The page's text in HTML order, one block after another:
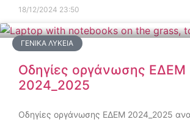
18/12/2024 23:50
ΓΕΝΙΚΆ ΛΎΚΕΙΑ
Οδηγίες οργάνωσης ΕΔΕΜ
2024_2025
Οδηγίες οργάνωσης ΕΔΕΜ 2024_2025